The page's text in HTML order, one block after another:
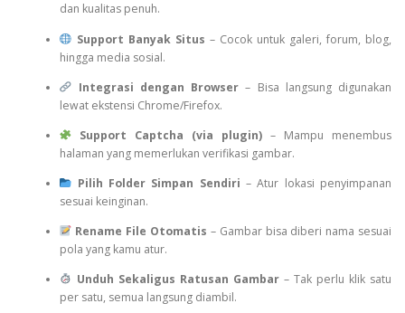
dan kualitas penuh.
Support Banyak Situs – Cocok untuk galeri, forum, blog,
hingga media sosial.
Integrasi dengan Browser – Bisa langsung digunakan
lewat ekstensi Chrome/Firefox.
Support Captcha (via plugin) – Mampu menembus
halaman yang memerlukan verifikasi gambar.
Pilih Folder Simpan Sendiri – Atur lokasi penyimpanan
sesuai keinginan.
Rename File Otomatis – Gambar bisa diberi nama sesuai
pola yang kamu atur.
Unduh Sekaligus Ratusan Gambar– Tak perlu klik satu
per satu, semua langsung diambil.